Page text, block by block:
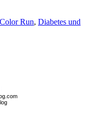
Color Run, Diabetes und